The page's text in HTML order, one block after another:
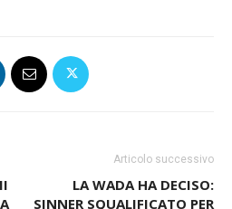
Articolo successivo
LA WADA HA DECISO:
SINNER SQUALIFICATO PER